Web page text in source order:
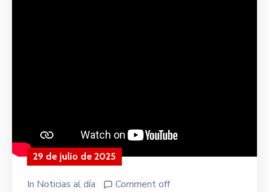
29 de julio de 2025
In Noticias al día Comment off